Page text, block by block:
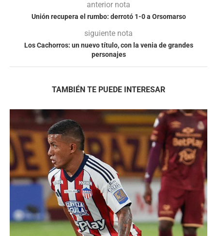
anterior nota
Unión recupera el rumbo: derrotó 1-0 a Orsomarso
siguiente nota
Los Cachorros: un nuevo título, con la venia de grandes
personajes
TAMBIÉN TE PUEDE INTERESAR